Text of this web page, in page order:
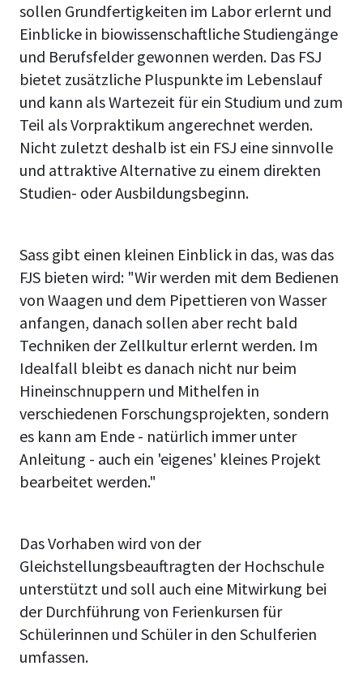
sollen Grundfertigkeiten im Labor erlernt und
Einblicke in biowissenschaftliche Studiengänge
und Berufsfelder gewonnen werden. Das FSJ
bietet zusätzliche Pluspunkte im Lebenslauf
und kann als Wartezeit für ein Studium und zum
Teil als Vorpraktikum angerechnet werden.
Nicht zuletzt deshalb ist ein FSJ eine sinnvolle
und attraktive Alternative zu einem direkten
Studien- oder Ausbildungsbeginn.
Sass gibt einen kleinen Einblick in das, was das
FJS bieten wird: "Wir werden mit dem Bedienen
von Waagen und dem Pipettieren von Wasser
anfangen, danach sollen aber recht bald
Techniken der Zellkultur erlernt werden. Im
Idealfall bleibt es danach nicht nur beim
Hineinschnuppern und Mithelfen in
verschiedenen Forschungsprojekten, sondern
es kann am Ende - natürlich immer unter
Anleitung - auch ein 'eigenes' kleines Projekt
bearbeitet werden."
Das Vorhaben wird von der
Gleichstellungsbeauftragten der Hochschule
unterstützt und soll auch eine Mitwirkung bei
der Durchführung von Ferienkursen für
Schülerinnen und Schüler in den Schulferien
umfassen.